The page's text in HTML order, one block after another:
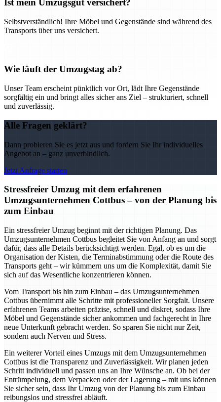
Ist mein Umzugsgut versichert?
Selbstverständlich! Ihre Möbel und Gegenstände sind während des
Transports über uns versichert.
Wie läuft der Umzugstag ab?
Unser Team erscheint pünktlich vor Ort, lädt Ihre Gegenstände
sorgfältig ein und bringt alles sicher ans Ziel – strukturiert, schnell
und zuverlässig.
Alle Fragen geklärt?
Dann probieren Sie es jetzt aus und fordern Sie Ihr individuelles
Angebot an – ganz unverbindlich.
Jetzt Anfrage starten
Stressfreier Umzug mit dem erfahrenen
Umzugsunternehmen Cottbus – von der Planung bis
zum Einbau
Ein stressfreier Umzug beginnt mit der richtigen Planung. Das
Umzugsunternehmen Cottbus begleitet Sie von Anfang an und sorgt
dafür, dass alle Details berücksichtigt werden. Egal, ob es um die
Organisation der Kisten, die Terminabstimmung oder die Route des
Transports geht – wir kümmern uns um die Komplexität, damit Sie
sich auf das Wesentliche konzentrieren können.
Vom Transport bis hin zum Einbau – das Umzugsunternehmen
Cottbus übernimmt alle Schritte mit professioneller Sorgfalt. Unsere
erfahrenen Teams arbeiten präzise, schnell und diskret, sodass Ihre
Möbel und Gegenstände sicher ankommen und fachgerecht in Ihre
neue Unterkunft gebracht werden. So sparen Sie nicht nur Zeit,
sondern auch Nerven und Stress.
Ein weiterer Vorteil eines Umzugs mit dem Umzugsunternehmen
Cottbus ist die Transparenz und Zuverlässigkeit. Wir planen jeden
Schritt individuell und passen uns an Ihre Wünsche an. Ob bei der
Entrümpelung, dem Verpacken oder der Lagerung – mit uns können
Sie sicher sein, dass Ihr Umzug von der Planung bis zum Einbau
reibungslos und stressfrei abläuft.